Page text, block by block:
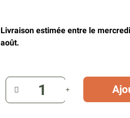
Livraison estimée entre le
août.